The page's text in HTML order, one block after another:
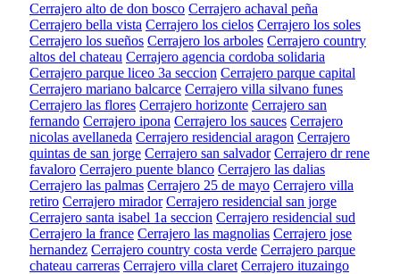
Cerrajero alto de don bosco Cerrajero achaval peña
Cerrajero bella vista Cerrajero los cielos Cerrajero los soles
Cerrajero los sueños Cerrajero los arboles Cerrajero country
altos del chateau Cerrajero agencia cordoba solidaria
Cerrajero parque liceo 3a seccion Cerrajero parque capital
Cerrajero mariano balcarce Cerrajero villa silvano funes
Cerrajero las flores Cerrajero horizonte Cerrajero san
fernando Cerrajero ipona Cerrajero los sauces Cerrajero
nicolas avellaneda Cerrajero residencial aragon Cerrajero
quintas de san jorge Cerrajero san salvador Cerrajero dr rene
favaloro Cerrajero puente blanco Cerrajero las dalias
Cerrajero las palmas Cerrajero 25 de mayo Cerrajero villa
retiro Cerrajero mirador Cerrajero residencial san jorge
Cerrajero santa isabel 1a seccion Cerrajero residencial sud
Cerrajero la france Cerrajero las magnolias Cerrajero jose
hernandez Cerrajero country costa verde Cerrajero parque
chateau carreras Cerrajero villa claret Cerrajero ituzaingo